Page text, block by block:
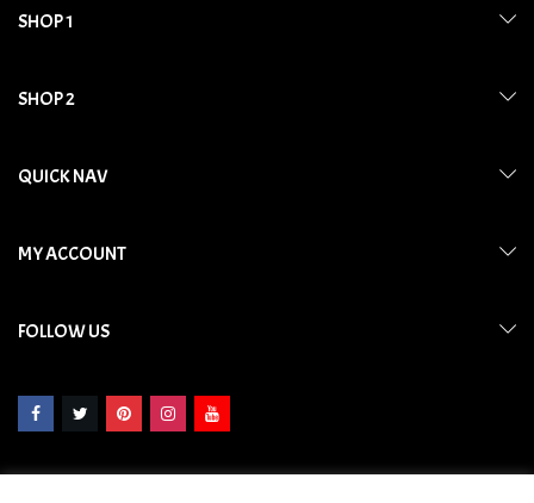
SHOP 1
SHOP 2
QUICK NAV
MY ACCOUNT
FOLLOW US